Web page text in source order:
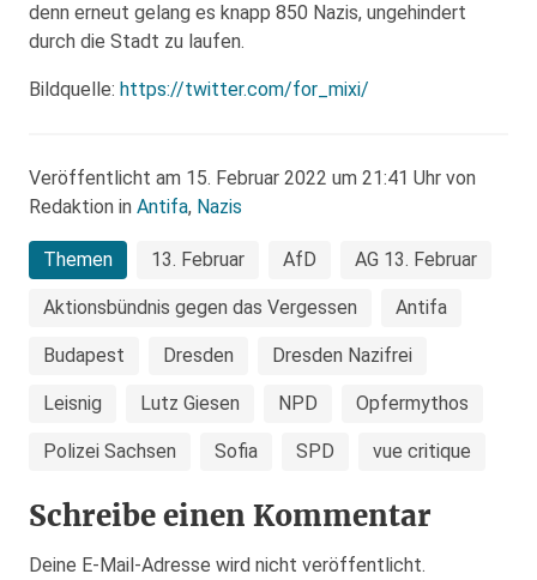
denn erneut gelang es knapp 850 Nazis, ungehindert
durch die Stadt zu laufen.
Bildquelle: https://twitter.com/for_mixi/
Veröffentlicht am 15. Februar 2022 um 21:41 Uhr von
Redaktion in Antifa, Nazis
Themen 13. Februar AfD AG 13. Februar
Aktionsbündnis gegen das Vergessen Antifa
Budapest Dresden Dresden Nazifrei
Leisnig Lutz Giesen NPD Opfermythos
Polizei Sachsen Sofia SPD vue critique
Schreibe einen Kommentar
Deine E-Mail-Adresse wird nicht veröffentlicht.